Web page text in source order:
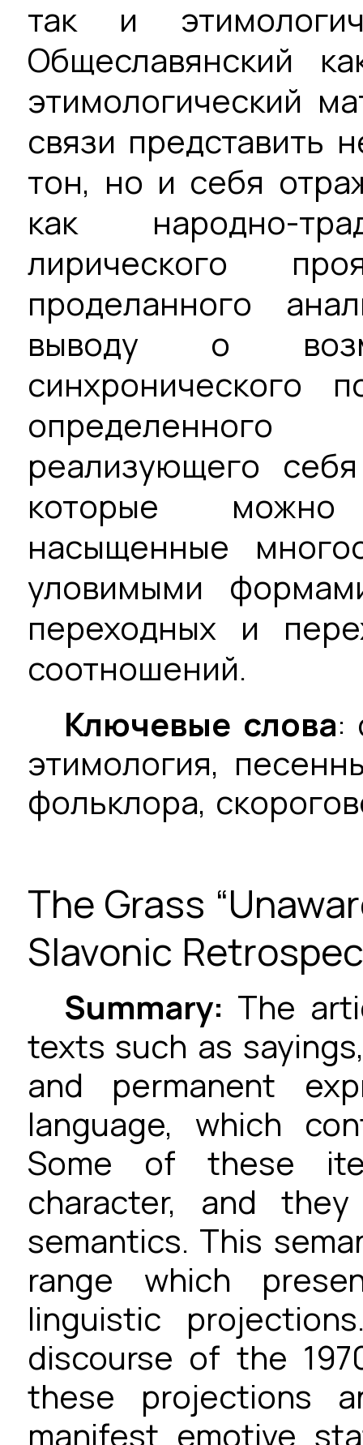
так и
Общеславянский
этимологический
связи представить
тон, но и себя
как народно-
лирического
проделанного
выводу о
синхронического
реализующего
которые можно
насыщенные
уловимыми
переходных и
соотношений.
Ключевые слова:
этимология,
фольклора,
The Grass
Slavonic
Summary: The
texts such as
and permanent
language, which
Some of these
character, and
semantics. This
range which
linguistic
discourse of the
these projections
manifest emotive